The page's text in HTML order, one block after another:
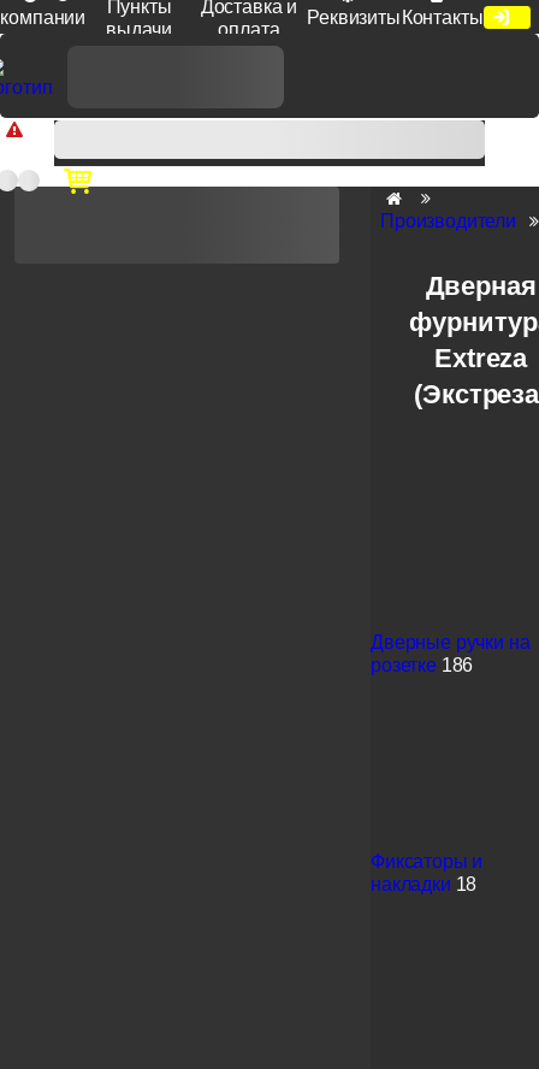
компании
Пункты
выдачи
Доставка и
оплата
Реквизиты Контакты
Доп. скидка от цен на сайте 7% при заказе от 50 тыс. руб
продукции Venezia, Fratelli, Tupai, Extreza, Melodia, Forme при
оплате по счету.
Производители
Дверная
Extreza
Дверные ручки на
розетке 186
Фиксаторы и
накладки 18